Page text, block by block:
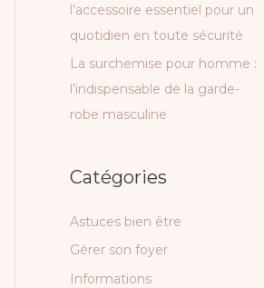
l’accessoire essentiel pour un
quotidien en toute sécurité
La surchemise pour homme :
l’indispensable de la garde-
robe masculine
Catégories
Astuces bien être
Gérer son foyer
Informations